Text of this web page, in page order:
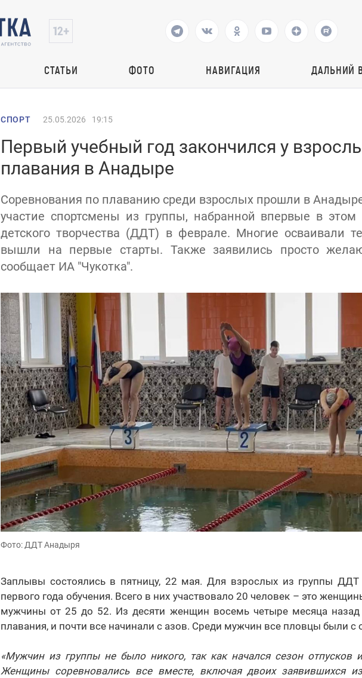
СТАТЬИ ФОТО НАВИГАЦИЯ ДАЛЬНИЙ
СПОРТ 25.05.2026 19:15
Первый учебный год закончился у
плавания в Анадыре
Соревнования по плаванию среди взрослых прошли в
участие спортсмены из группы, набранной впервые в этом
детского творчества (ДДТ) в феврале. Многие осваивали
вышли на первые старты. Также заявились просто
сообщает ИА "Чукотка".
Фото: ДДТ Анадыря
Заплывы состоялись в пятницу, 22 мая. Для взрослых из группы ДДТ
первого года обучения. Всего в них участвовало 20 человек – это
мужчины от 25 до 52. Из десяти женщин восемь четыре месяца
плавания, и почти все начинали с азов. Среди мужчин все пловцы были с
«Мужчин из группы не было никого, так как начался сезон отпусков
Женщины соревновались все вместе, включая двоих заявившихся